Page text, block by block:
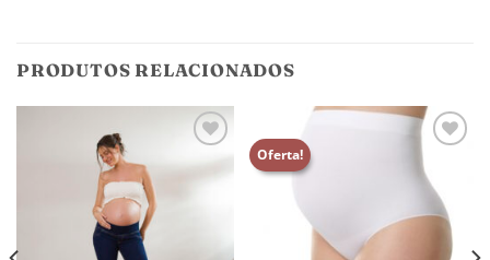
PRODUTOS RELACIONADOS
Oferta!
Adicionar
aos
meus
desejos